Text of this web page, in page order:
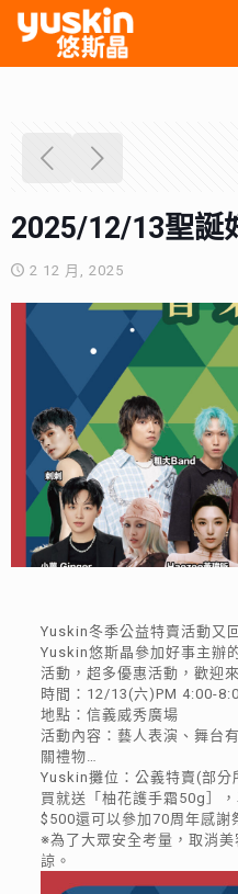
2025/12/13聖誕
2 12 月, 2025
Yuskin冬季公益特賣活動又
Yuskin悠斯晶參加好事主辦
活動，超多優惠活動，歡迎
時間：12/13(六)PM 4:00-
地點：信義威秀廣場
活動內容：藝人表演、舞台
關禮物…
Yuskin攤位：公義特賣(部分
買就送「柚花護手霜50g］
$500還可以參加70周年感謝
※為了大眾安全考量，取消
諒。